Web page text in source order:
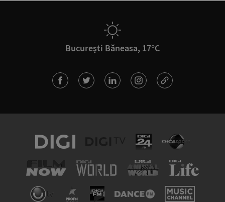
București Băneasa, 17°C